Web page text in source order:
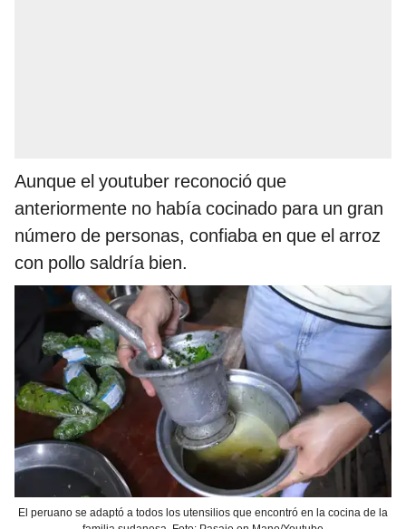
Aunque el youtuber reconoció que
anteriormente no había cocinado para un gran
número de personas, confiaba en que el arroz
con pollo saldría bien.
El peruano se adaptó a todos los utensilios que encontró en la cocina de la